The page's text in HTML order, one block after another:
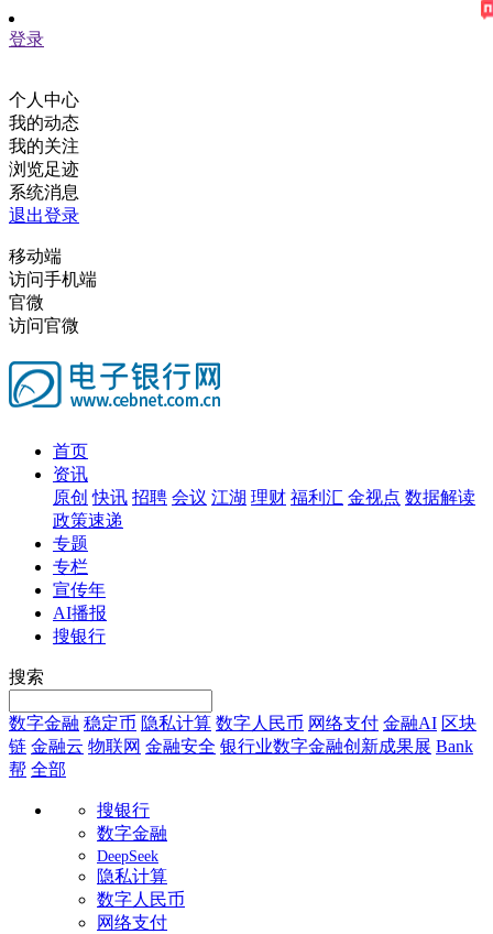
登录
个人中心
我的动态
我的关注
浏览足迹
系统消息
退出登录
移动端
访问手机端
官微
访问官微
首页
资讯
原创 快讯 招聘 会议 江湖 理财 福利汇 金视点 数据解读
政策速递
专题
专栏
宣传年
AI播报
搜银行
搜索
数字金融 稳定币 隐私计算 数字人民币 网络支付 金融AI 区块
链 金融云 物联网 金融安全 银行业数字金融创新成果展 Bank
帮 全部
搜银行
数字金融
DeepSeek
隐私计算
数字人民币
网络支付